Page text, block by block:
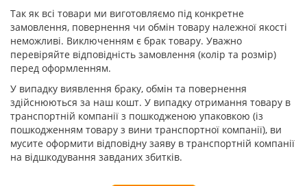
Так як всі товари ми виготовляємо під конкретне
замовлення, повернення чи обмін товару належної якості
неможливі. Виключенням є брак товару. Уважно
перевіряйте відповідність замовлення (колір та розмір)
перед оформленням.
У випадку виявлення браку, обмін та повернення
здійснюються за наш кошт. У випадку отримання товару в
транспортній компанії з пошкодженою упаковкою (із
пошкодженням товару з вини транспортної компанії), ви
мусите оформити відповідну заяву в транспортній компанії
на відшкодування завданих збитків.